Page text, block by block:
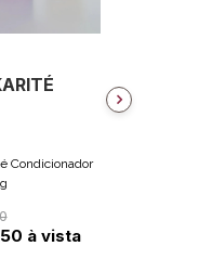
Condicionador
à vista